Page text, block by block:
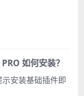
如何安装？
安装基础插件即